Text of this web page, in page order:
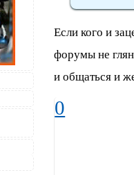
Если кого и
форумы не
и общаться и
0